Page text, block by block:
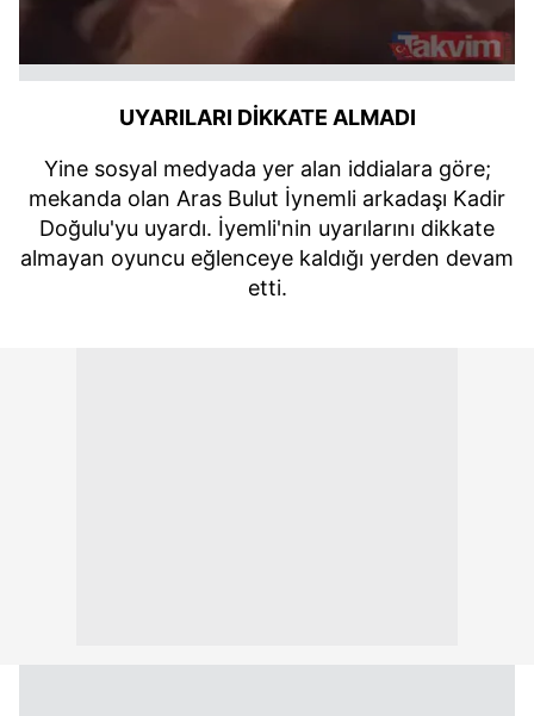
UYARILARI DİKKATE ALMADI
Yine sosyal medyada yer alan iddialara göre;
mekanda olan Aras Bulut İynemli arkadaşı Kadir
Doğulu'yu uyardı. İyemli'nin uyarılarını dikkate
almayan oyuncu eğlenceye kaldığı yerden devam
etti.